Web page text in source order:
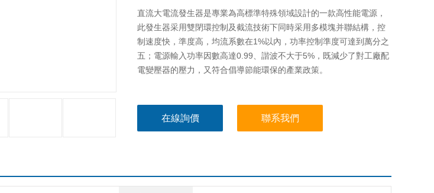
直流大電流發生器是專業為高標準特殊領域設計的一款高性能電源，
此發生器采用雙閉環控制及截流技術下同時采用多模塊并聯結構，控
制速度快，準度高，均流系數在1%以內，功率控制準度可達到萬分之
五；電源輸入功率因數高達0.99、諧波不大于5%，既減少了對工廠配
電變壓器的壓力，又符合倡導節能環保的產業政策。
在線詢價 聯系我們